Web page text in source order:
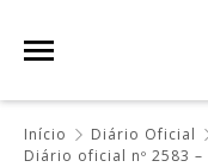
Início Diário Oficial
Diário oficial nº 2583 –